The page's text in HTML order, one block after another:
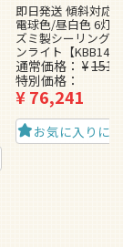
即日発送 傾斜対応
電球色/昼白色 6灯
ズミ製シーリング
ンライト【KBB148
通常価格 ¥
特別価格
¥76,241
お気に入りに